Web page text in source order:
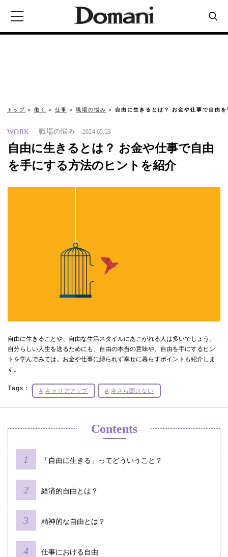
トップ 働く 仕事 職場の悩み 自由に生きるとは？ お金や仕事で自由
WORK 職場の悩み 2024.05.23
自由に生きるとは？ お金や仕事で自由
を手にする方法のヒントを紹介
自由に生きることや、自由な生活スタイルにあこがれる人は多いでしょう。
自分らしい人生を送るためにも、自由の本当の意味や、自由を手にするヒン
トを学んでみては。お金や仕事に縛られず幸せに暮らすポイントも紹介しま
す。
Tags： キャリアアップ 今さら聞けない
Contents
「自由に生きる」ってどういうこと？
経済的自由とは？
精神的な自由とは？
仕事における自由